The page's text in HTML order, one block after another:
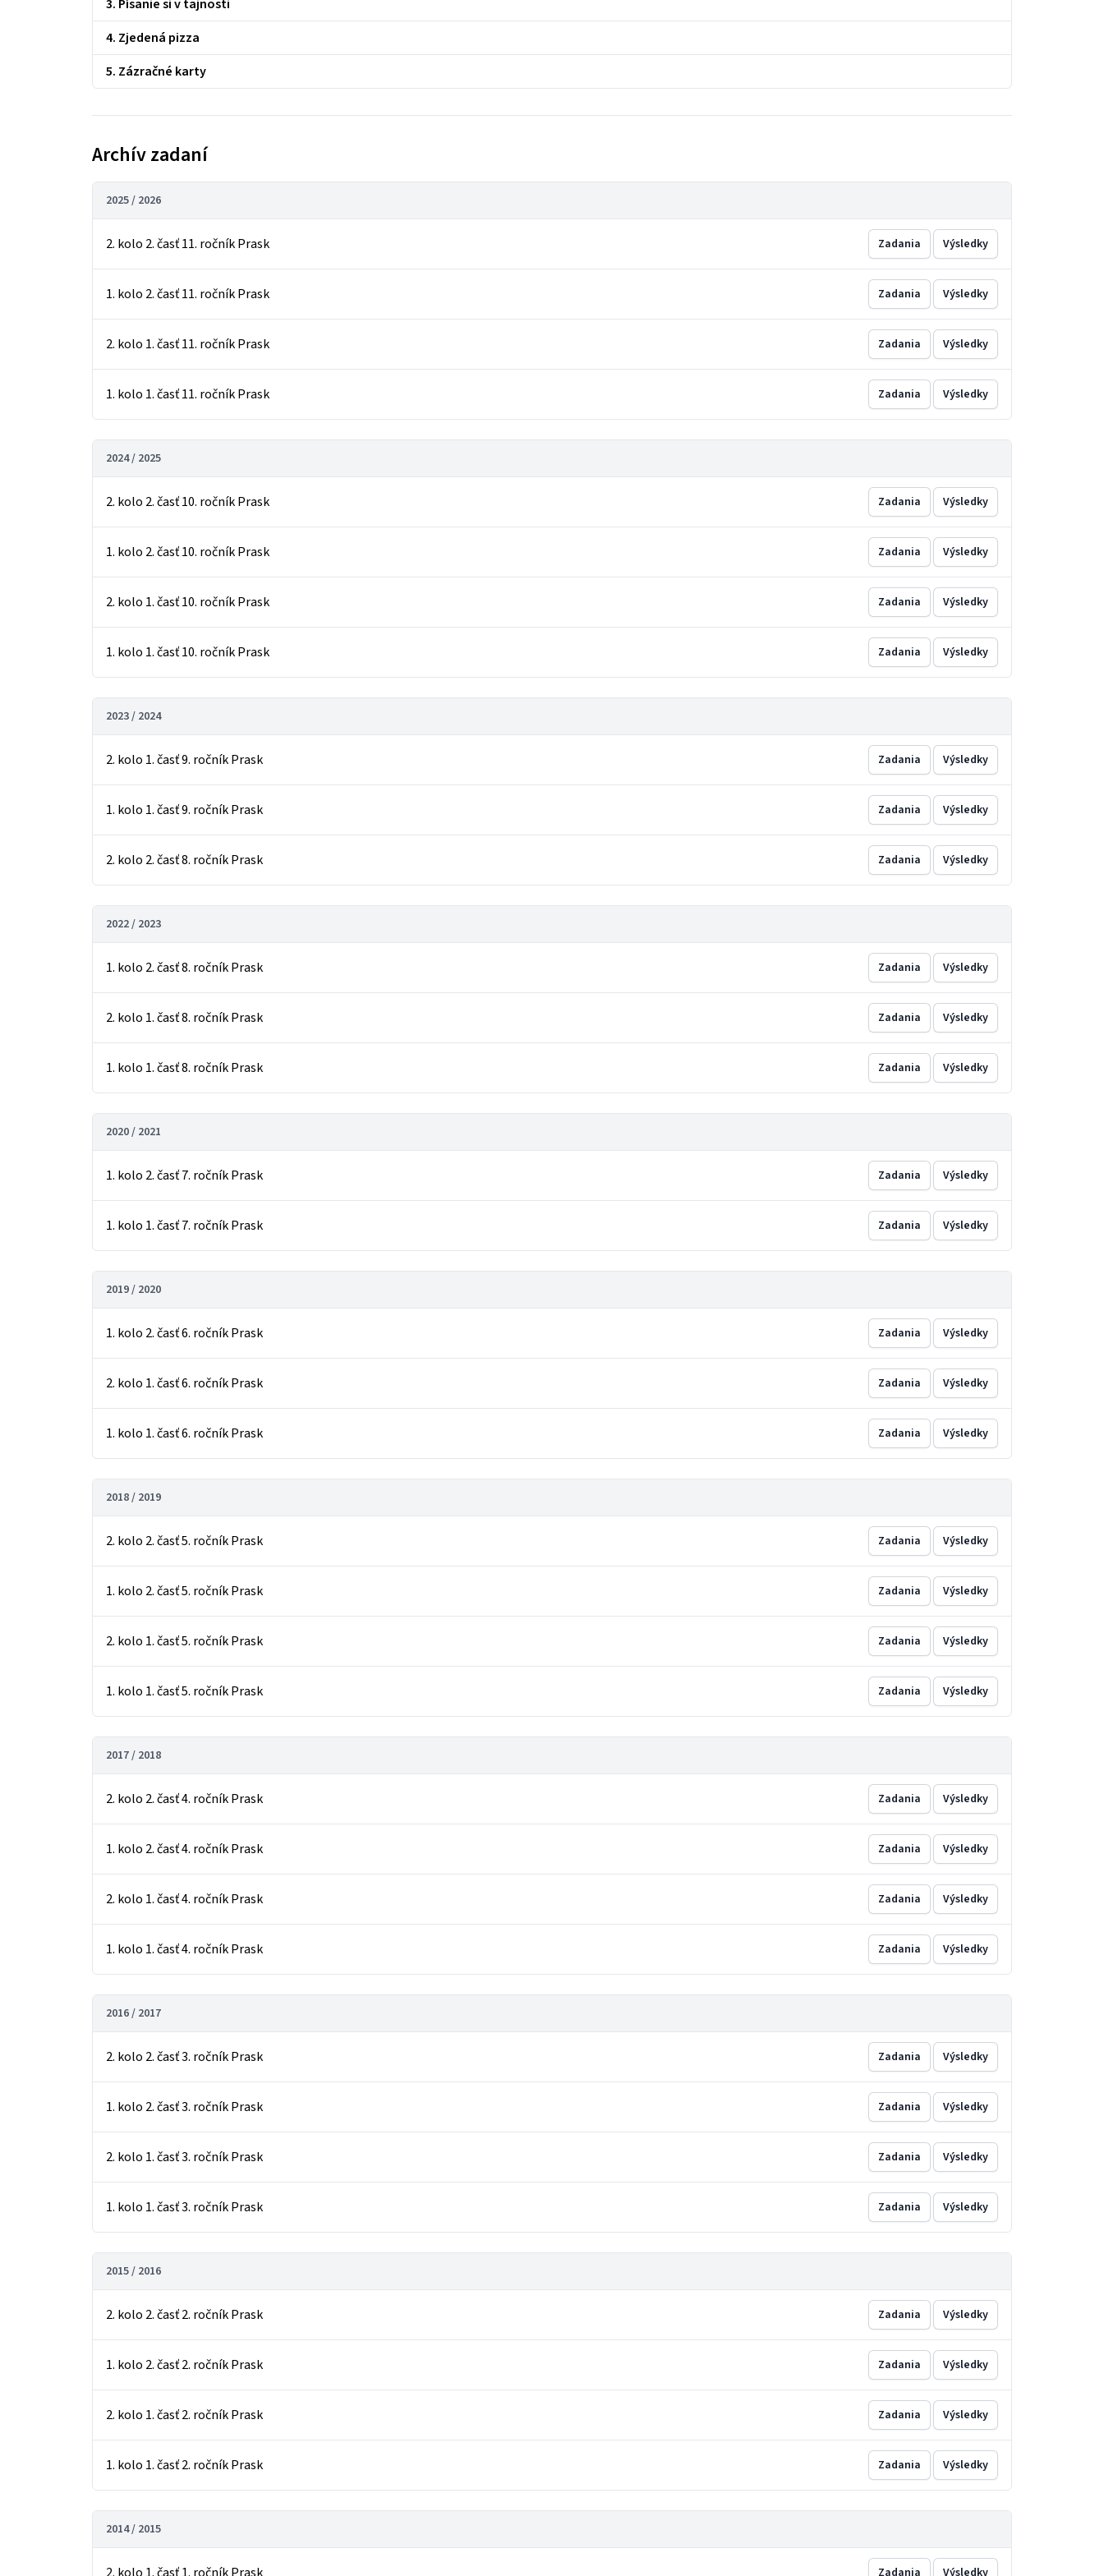
3. Písanie si v tajnosti
4. Zjedená pizza
5. Zázračné karty
Archív zadaní
2025 / 2026
2. kolo 2. časť 11. ročník Prask Zadania Výsledky
1. kolo 2. časť 11. ročník Prask Zadania Výsledky
2. kolo 1. časť 11. ročník Prask Zadania Výsledky
1. kolo 1. časť 11. ročník Prask Zadania Výsledky
2024 / 2025
2. kolo 2. časť 10. ročník Prask Zadania Výsledky
1. kolo 2. časť 10. ročník Prask Zadania Výsledky
2. kolo 1. časť 10. ročník Prask Zadania Výsledky
1. kolo 1. časť 10. ročník Prask Zadania Výsledky
2023 / 2024
2. kolo 1. časť 9. ročník Prask Zadania Výsledky
1. kolo 1. časť 9. ročník Prask Zadania Výsledky
2. kolo 2. časť 8. ročník Prask Zadania Výsledky
2022 / 2023
1. kolo 2. časť 8. ročník Prask Zadania Výsledky
2. kolo 1. časť 8. ročník Prask Zadania Výsledky
1. kolo 1. časť 8. ročník Prask Zadania Výsledky
2020 / 2021
1. kolo 2. časť 7. ročník Prask Zadania Výsledky
1. kolo 1. časť 7. ročník Prask Zadania Výsledky
2019 / 2020
1. kolo 2. časť 6. ročník Prask Zadania Výsledky
2. kolo 1. časť 6. ročník Prask Zadania Výsledky
1. kolo 1. časť 6. ročník Prask Zadania Výsledky
2018 / 2019
2. kolo 2. časť 5. ročník Prask Zadania Výsledky
1. kolo 2. časť 5. ročník Prask Zadania Výsledky
2. kolo 1. časť 5. ročník Prask Zadania Výsledky
1. kolo 1. časť 5. ročník Prask Zadania Výsledky
2017 / 2018
2. kolo 2. časť 4. ročník Prask Zadania Výsledky
1. kolo 2. časť 4. ročník Prask Zadania Výsledky
2. kolo 1. časť 4. ročník Prask Zadania Výsledky
1. kolo 1. časť 4. ročník Prask Zadania Výsledky
2016 / 2017
2. kolo 2. časť 3. ročník Prask Zadania Výsledky
1. kolo 2. časť 3. ročník Prask Zadania Výsledky
2. kolo 1. časť 3. ročník Prask Zadania Výsledky
1. kolo 1. časť 3. ročník Prask Zadania Výsledky
2015 / 2016
2. kolo 2. časť 2. ročník Prask Zadania Výsledky
1. kolo 2. časť 2. ročník Prask Zadania Výsledky
2. kolo 1. časť 2. ročník Prask Zadania Výsledky
1. kolo 1. časť 2. ročník Prask Zadania Výsledky
2014 / 2015
Zadania Výsledky